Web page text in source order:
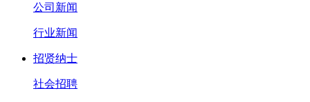
公司新闻
行业新闻
招贤纳士
社会招聘